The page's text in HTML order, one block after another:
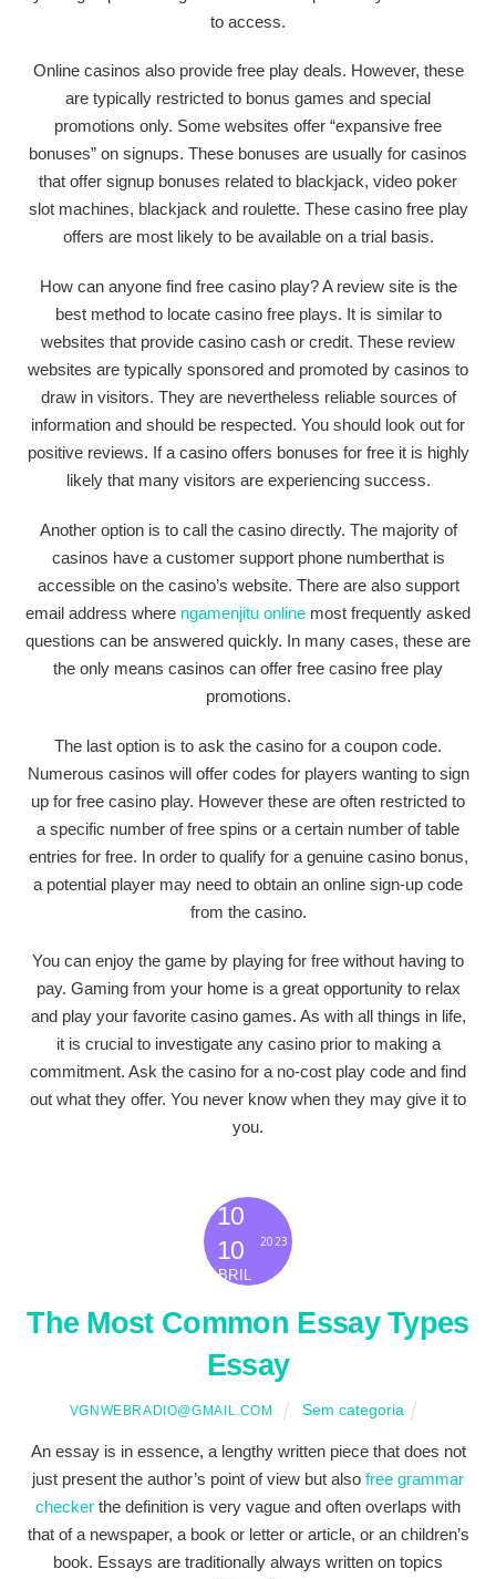
to access.
Online casinos also provide free play deals. However, these
are typically restricted to bonus games and special
promotions only. Some websites offer “expansive free
bonuses” on signups. These bonuses are usually for casinos
that offer signup bonuses related to blackjack, video poker
slot machines, blackjack and roulette. These casino free play
offers are most likely to be available on a trial basis.
How can anyone find free casino play? A review site is the
best method to locate casino free plays. It is similar to
websites that provide casino cash or credit. These review
websites are typically sponsored and promoted by casinos to
draw in visitors. They are nevertheless reliable sources of
information and should be respected. You should look out for
positive reviews. If a casino offers bonuses for free it is highly
likely that many visitors are experiencing success.
Another option is to call the casino directly. The majority of
casinos have a customer support phone numberthat is
accessible on the casino’s website. There are also support
email address where ngamenjitu online most frequently asked
questions can be answered quickly. In many cases, these are
the only means casinos can offer free casino free play
promotions.
The last option is to ask the casino for a coupon code.
Numerous casinos will offer codes for players wanting to sign
up for free casino play. However these are often restricted to
a specific number of free spins or a certain number of table
entries for free. In order to qualify for a genuine casino bonus,
a potential player may need to obtain an online sign-up code
from the casino.
You can enjoy the game by playing for free without having to
pay. Gaming from your home is a great opportunity to relax
and play your favorite casino games. As with all things in life,
it is crucial to investigate any casino prior to making a
commitment. Ask the casino for a no-cost play code and find
out what they offer. You never know when they may give it to
you.
10
10
ABRIL
2023
The Most Common Essay Types
Essay
VGNWEBRADIO@GMAIL.COM Sem categoria
An essay is in essence, a lengthy written piece that does not
just present the author’s point of view but also free grammar
checker the definition is very vague and often overlaps with
that of a newspaper, a book or letter or article, or an children’s
book. Essays are traditionally always written on topics